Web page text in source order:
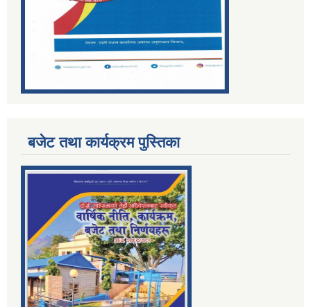
बजेट तथा कार्यक्रम पुस्तिका